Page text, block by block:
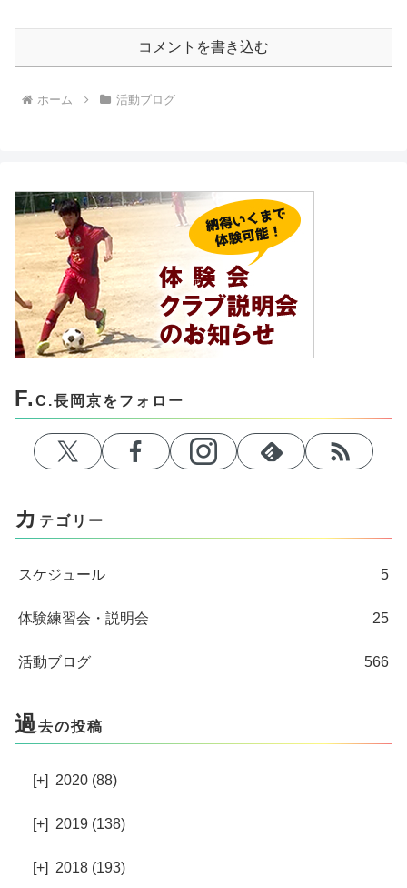
コメントを書き込む
ホーム 活動ブログ
F. C.長岡京をフォロー
カ テゴリー
スケジュール 5
体験練習会・説明会 25
活動ブログ 566
過去の投稿
[+] 2020 (88)
[+] 2019 (138)
[+] 2018 (193)